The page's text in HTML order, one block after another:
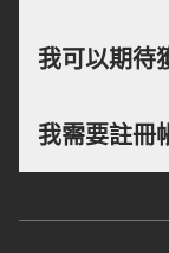
我可以期待
我需要註冊